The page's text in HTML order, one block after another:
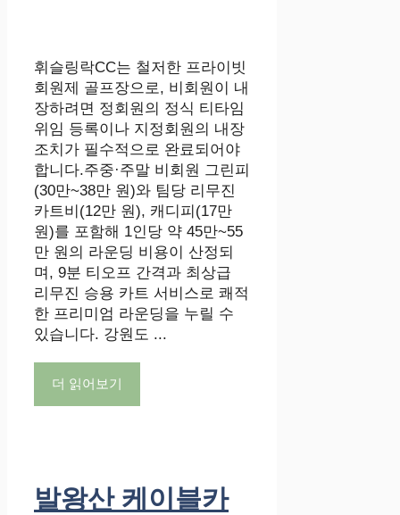
휘슬링락CC는 철저한 프라이빗
회원제 골프장으로, 비회원이 내
장하려면 정회원의 정식 티타임
위임 등록이나 지정회원의 내장
조치가 필수적으로 완료되어야
합니다.주중·주말 비회원 그린피
(30만~38만 원)와 팀당 리무진
카트비(12만 원), 캐디피(17만
원)를 포함해 1인당 약 45만~55
만 원의 라운딩 비용이 산정되
며, 9분 티오프 간격과 최상급
리무진 승용 카트 서비스로 쾌적
한 프리미엄 라운딩을 누릴 수
있습니다. 강원도 ...
더 읽어보기
발왕산 케이블카